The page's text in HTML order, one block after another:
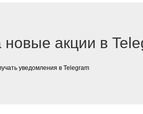
акции в
уведомления в Telegram